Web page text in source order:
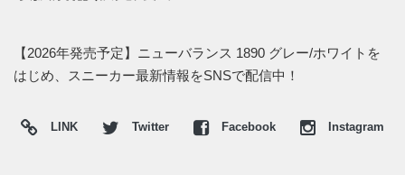
で"N-ERGY(エナジー)"と"ABZORB"を配し、アーチ部
を"STABILITY WEB(スタビリティウェブ)"で補強すること
今回スタンバイしたニューカラーは、複雑な構造をあえて穏
【2026年発売予定】ニューバランス 1890 グレー/ホワイトを
はじめ、スニーカー最新情報をSNSで配信中！
LINK Twitter Facebook Instagram